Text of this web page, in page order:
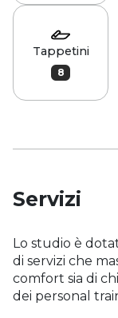
Tappetini
8
Servizi
Lo studio è
di servizi che
comfort sia di
dei personal